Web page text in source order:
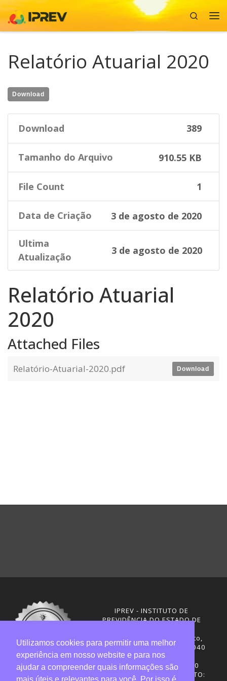
Skip to content
Search
Relatório Atuarial 2020
Download
Download 389
Tamanho do Arquivo 910.55 KB
File Count 1
Data de Criação 3 de agosto de 2020
Ultima
Atualização
3 de agosto de 2020
Relatório Atuarial
2020
Attached Files
Relatório-Atuarial-2020.pdf Download
IPREV - INSTITUTO DE
PREVIDÊNCIA DO ESTADO DE
Rua Visconde de Ouro Preto,
291 – Centro - CEP: 88020-040
Florianópolis - SC
Telefones: (48) 3665-4600
HORÁRIO DE FUNCIONAMENTO:
Utilizamos cookies para permitir uma melhor
experiência em nosso website e para nos
ajudar a compreender quais informações são
mais úteis e relevantes para você. Por isso é